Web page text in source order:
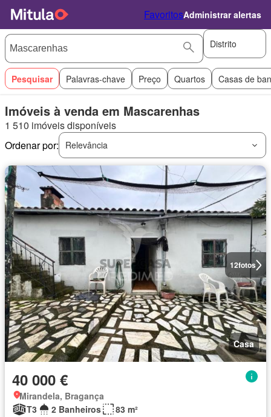
FavoritosAdministrar alertas
Distrito
Pesquisar Palavras-chave Preço Quartos Casas de
Imóveis à venda em Mascarenhas
1 510 imóveis disponíveis
Ordenar por:
Relevância
12fotos
Casa
40 000 €
Mirandela, Bragança
T3
2 Banheiros 83 m²